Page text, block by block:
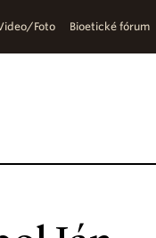
Foto Bioetické fórum